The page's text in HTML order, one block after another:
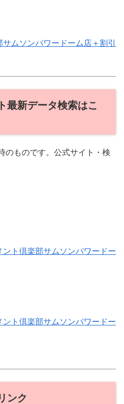
ムソンパワードーム店＋割引
最新データ検索はこ
のものです。公式サイト・検
ント倶楽部サムソンパワードー
ント倶楽部サムソンパワードー
ンク